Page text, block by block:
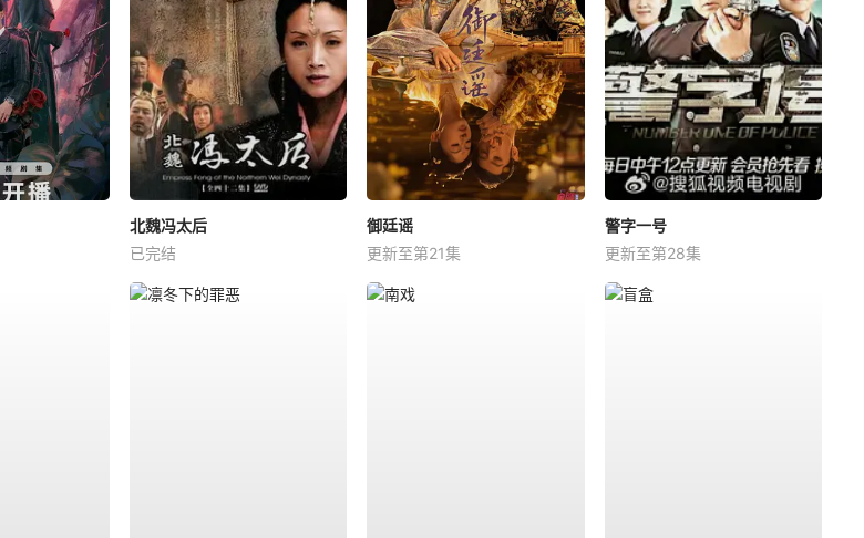
北魏冯太后
已完结
御廷谣
更新至第21集
警字一号
更新至第28集